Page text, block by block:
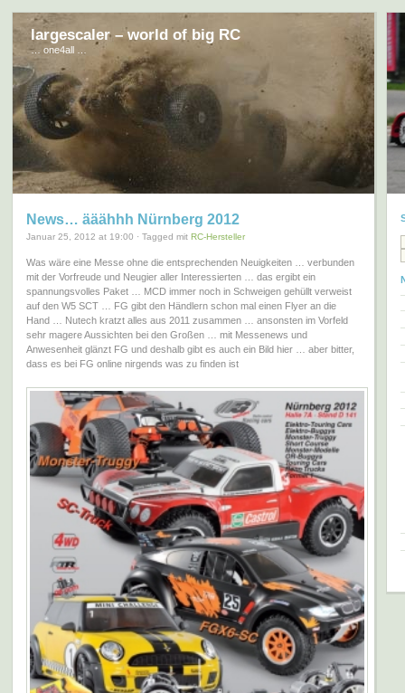
largescaler – world of big RC
… one4all …
News… ääähhh Nürnberg 2012
Januar 25, 2012 at 19:00 · Tagged mit RC-Hersteller
Was wäre eine Messe ohne die entsprechenden Neuigkeiten … verbunden
mit der Vorfreude und Neugier aller Interessierten … das ergibt ein
spannungsvolles Paket … MCD immer noch in Schweigen gehüllt verweist
auf den W5 SCT … FG gibt den Händlern schon mal einen Flyer an die
Hand … Nutech kratzt alles aus 2011 zusammen … ansonsten im Vorfeld
sehr magere Aussichten bei den Großen … mit Messenews und
Anwesenheit glänzt FG und deshalb gibt es auch ein Bild hier … aber bitter,
dass es bei FG online nirgends was zu finden ist